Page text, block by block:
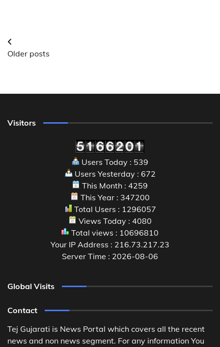
Posts
navigation
Older posts
Visitors
Users Today : 539
Users Yesterday : 672
This Month : 4259
This Year : 347200
Total Users : 1296057
Views Today : 4080
Total views : 10696810
Your IP Address : 216.73.217.23
Server Time : 2026-08-06
Global Visits
Contact
Tej Gujarati is News Portal which covers all the recent
news and non news segment. For any information You